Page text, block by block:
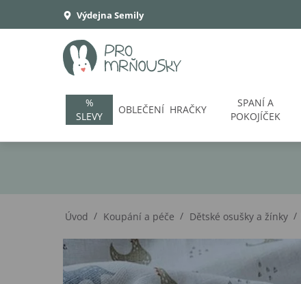
Výdejna Semily
%
SLEVY
OBLEČENÍ HRAČKY
SPANÍ A
POKOJÍČEK
Úvod / Koupání a péče / Dětské osušky a žínky /